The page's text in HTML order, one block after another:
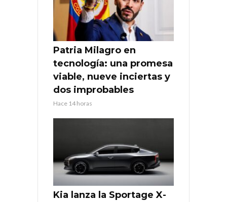
Patria Milagro en
tecnología: una promesa
viable, nueve inciertas y
dos improbables
Hace 14 horas
Kia lanza la Sportage X-